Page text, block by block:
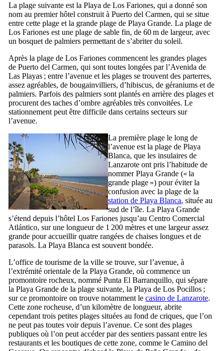
La plage suivante est la Playa de Los Fariones, qui a donné son
nom au premier hôtel construit à Puerto del Carmen, qui se situe
entre cette plage et la grande plage de Playa Grande. La plage de
Los Fariones est une plage de sable fin, de 60 m de largeur, avec
un bosquet de palmiers permettant de s’abriter du soleil.
Après la plage de Los Fariones commencent les grandes plages
de Puerto del Carmen, qui sont toutes longées par l’Avenida de
Las Playas ; entre l’avenue et les plages se trouvent des parterres,
assez agréables, de bougainvilliers, d’hibiscus, de géraniums et de
palmiers. Parfois des palmiers sont plantés en arrière des plages et
procurent des taches d’ombre agréables très convoitées. Le
stationnement peut être difficile dans certains secteurs sur
l’avenue.
La première plage le long de
l’avenue est la plage de Playa
Blanca, que les insulaires de
Lanzarote ont pris l’habitude de
nommerPlaya Grande (« la
grande plage ») pour éviter la
confusion avec la plage de la
station de Playa Blanca, située au
sud de l’île. La Playa Grande
s’étend depuis l’hôtel Los Fariones jusqu’au Centro Comercial
Atlántico, sur une longueur de 1 200 mètres et une largeur assez
grande pour accueillir quatre rangées de chaises longues et de
parasols. La Playa Blanca est souvent bondée.
L’office de tourisme de la ville se trouve, sur l’avenue, à
l’extrémité orientale de la Playa Grande, où commence un
promontoire rocheux, nommé Punta El Barranquillo, qui sépare
la Playa Grande de la plage suivante, la Playa de Los Pocillos ;
sur ce promontoire on trouve notamment le casino de Lanzarote.
Cette zone rocheuse, d’un kilomètre de longueur, abrite
cependant trois petites plages situées au fond de criques, que l’on
ne peut pas toutes voir depuis l’avenue. Ce sont des plages
publiques où l’on peut accéder par des sentiers passant entre les
restaurants et les boutiques de cette zone, comme le Camino del